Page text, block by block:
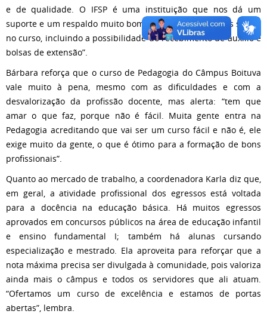
e de qualidade. O IFSP é uma instituição que nos dá um
suporte e um respaldo muito bom para que consigamos seguir
no curso, incluindo a possibilidade do recebimento de auxílio e
bolsas de extensão”.
Bárbara reforça que o curso de Pedagogia do Câmpus Boituva
vale muito à pena, mesmo com as dificuldades e com a
desvalorização da profissão docente, mas alerta: “tem que
amar o que faz, porque não é fácil. Muita gente entra na
Pedagogia acreditando que vai ser um curso fácil e não é, ele
exige muito da gente, o que é ótimo para a formação de bons
profissionais”.
Quanto ao mercado de trabalho, a coordenadora Karla diz que,
em geral, a atividade profissional dos egressos está voltada
para a docência na educação básica. Há muitos egressos
aprovados em concursos públicos na área de educação infantil
e ensino fundamental I; também há alunas cursando
especialização e mestrado. Ela aproveita para reforçar que a
nota máxima precisa ser divulgada à comunidade, pois valoriza
ainda mais o câmpus e todos os servidores que ali atuam.
“Ofertamos um curso de excelência e estamos de portas
abertas”, lembra.